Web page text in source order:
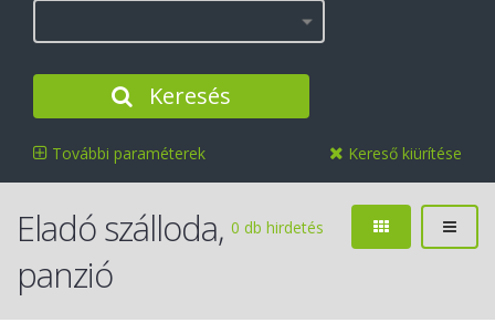
Keresés
További paraméterek Kereső kiürítése
0 db hirdetés
Eladó szálloda,
panzió